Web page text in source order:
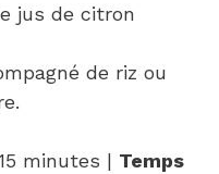
jus de citron
de riz ou
minutes | Temps